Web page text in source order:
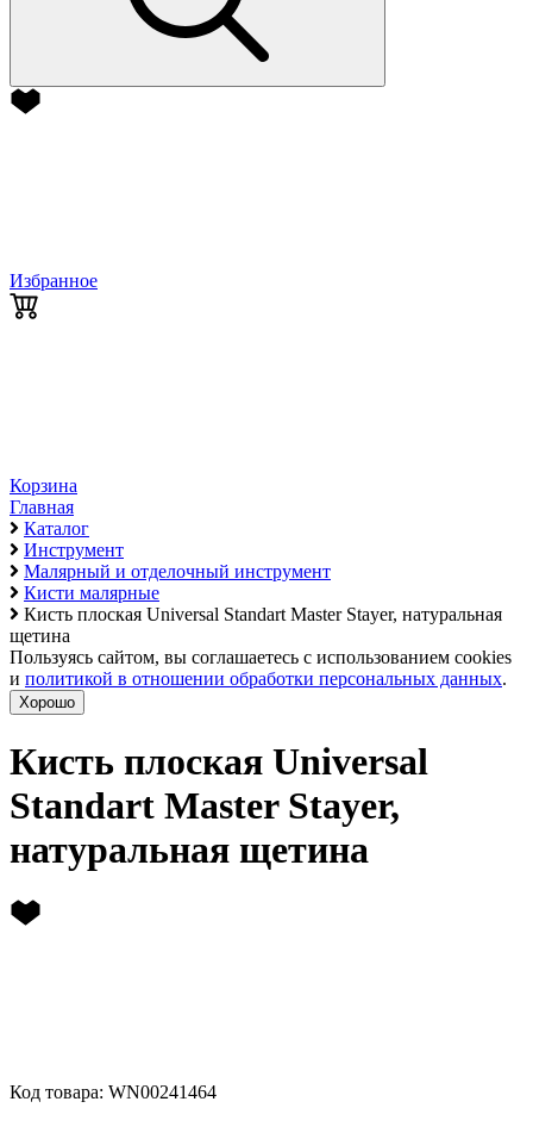
Избранное
Корзина
Главная
Каталог
Инструмент
Малярный и отделочный инструмент
Кисти малярные
Кисть плоская Universal Standart Master Stayer, натуральная
щетина
Пользуясь сайтом, вы соглашаетесь с использованием cookies
и политикой в отношении обработки персональных данных.
Хорошо
Кисть плоская Universal
Standart Master Stayer,
натуральная щетина
Код товара: WN00241464